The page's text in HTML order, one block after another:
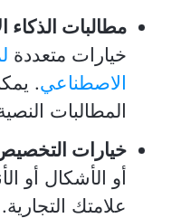
مطالبات الذكاء
خيارات متعددة
الاصطناعي.
المطالبات
خيارات
أو الأشكال أو
علامتك